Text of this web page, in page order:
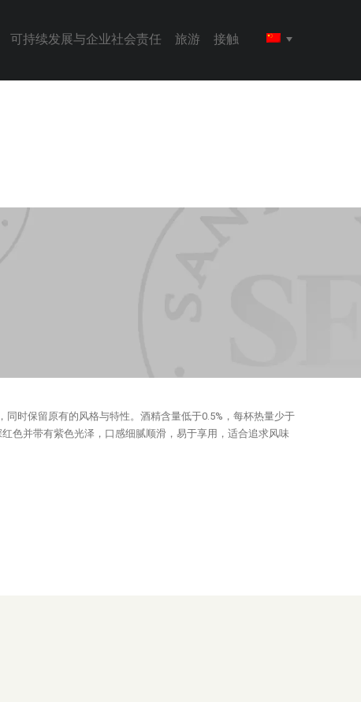
可持续发展与企业社会责任 旅游 接触
时保留原有的风格与特性。酒精含量低于0.5%，每杯热量少于
色并带有紫色光泽，口感细腻顺滑，易于享用，适合追求风味